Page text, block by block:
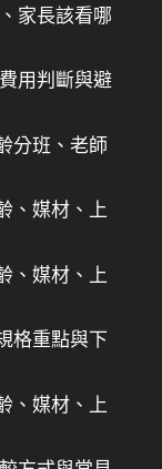
家長該看哪
用判斷與避
分班、老師
、媒材、上
、媒材、上
格重點與下
、媒材、上